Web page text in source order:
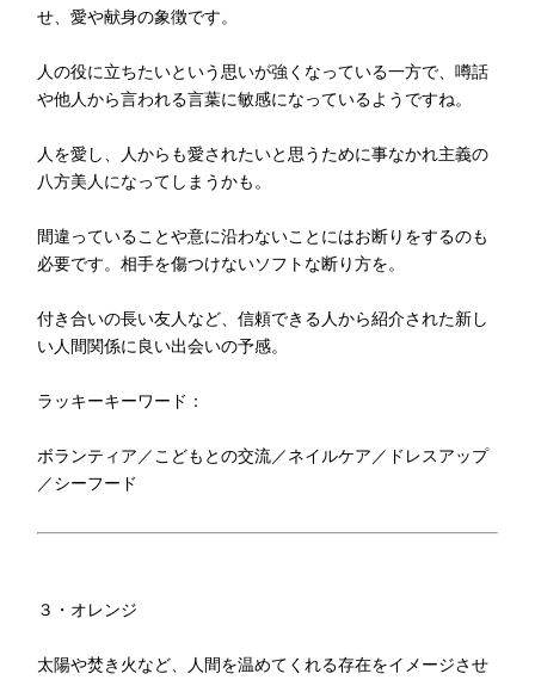
せ、愛や献身の象徴です。
人の役に立ちたいという思いが強くなっている一方で、噂話
や他人から言われる言葉に敏感になっているようですね。
人を愛し、人からも愛されたいと思うために事なかれ主義の
八方美人になってしまうかも。
間違っていることや意に沿わないことにはお断りをするのも
必要です。相手を傷つけないソフトな断り方を。
付き合いの長い友人など、信頼できる人から紹介された新し
い人間関係に良い出会いの予感。
ラッキーキーワード：
ボランティア／こどもとの交流／ネイルケア／ドレスアップ
／シーフード
３・オレンジ
太陽や焚き火など、人間を温めてくれる存在をイメージさせ